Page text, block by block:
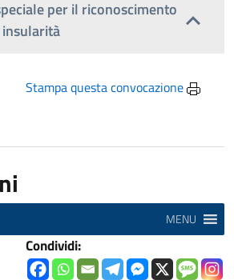
per il riconoscimento
Stampa questa convocazione
MENU
Condividi: